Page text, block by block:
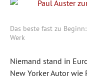
Das beste fast zu
Werk
Niemand stand in
New Yorker Autor wie